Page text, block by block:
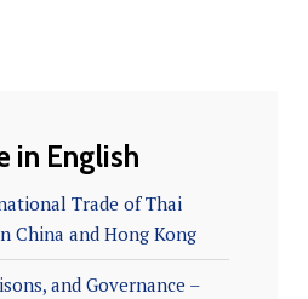
in English
Trade of Thai
China and Hong Kong
and Governance –